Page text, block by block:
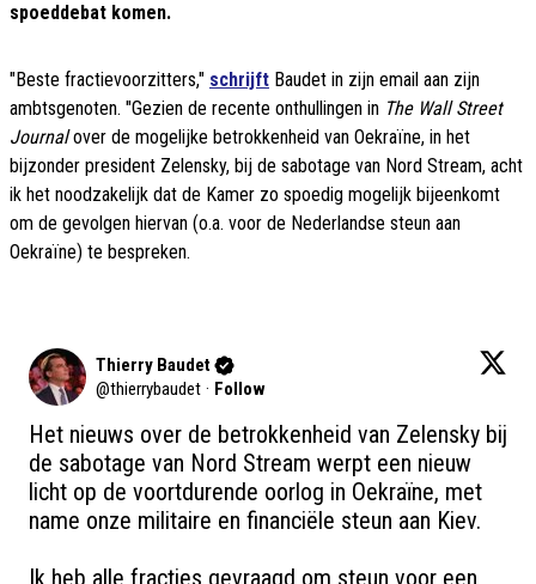
spoeddebat komen.
"Beste fractievoorzitters," schrijft Baudet in zijn email aan zijn
ambtsgenoten. "Gezien de recente onthullingen in The Wall Street
Journalover de mogelijke betrokkenheid van Oekraïne, in het
bijzonder president Zelensky, bij de sabotage van Nord Stream, acht
ik het noodzakelijk dat de Kamer zo spoedig mogelijk bijeenkomt
om de gevolgen hiervan (o.a. voor de Nederlandse steun aan
Oekraïne) te bespreken.
Thierry Baudet
@thierrybaudet · Follow
Het nieuws over de betrokkenheid van Zelensky bij
de sabotage van Nord Stream werpt een nieuw
licht op de voortdurende oorlog in Oekraïne, met
name onze militaire en financiële steun aan Kiev.